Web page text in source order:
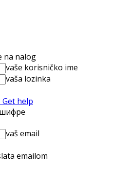
na nalog
vaše korisničko ime
vaša lozinka
help
vaš email
emailom